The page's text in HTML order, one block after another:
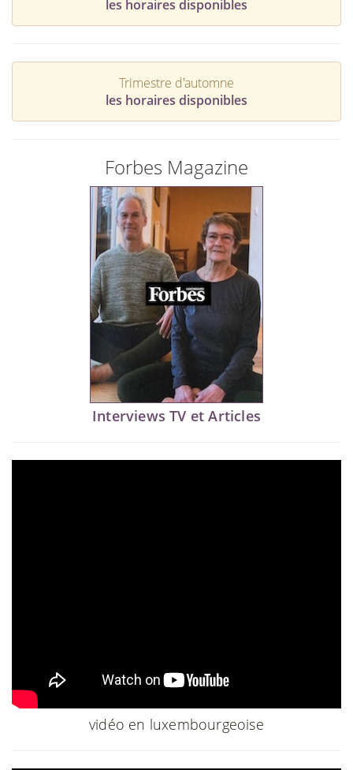
les horaires disponibles
Trimestre d'automne
les horaires disponibles
Forbes Magazine
Interviews TV et Articles
vidéo en luxembourgeoise